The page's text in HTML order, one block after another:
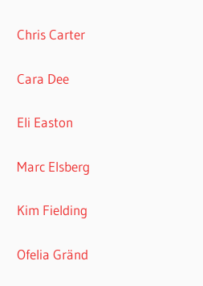
Chris Carter
Cara Dee
Eli Easton
Marc Elsberg
Kim Fielding
Ofelia Gränd